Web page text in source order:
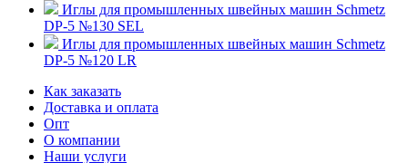
Иглы для промышленных швейных машин Schmetz
DP-5 №130 SEL
Иглы для промышленных швейных машин Schmetz
DP-5 №120 LR
Как заказать
Доставка и оплата
Опт
О компании
Наши услуги